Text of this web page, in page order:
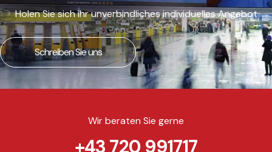
Holen Sie sich ihr unverbindliches individuelles Angebot
Schreiben Sie uns
Wir beraten Sie gerne
+43 720 991717